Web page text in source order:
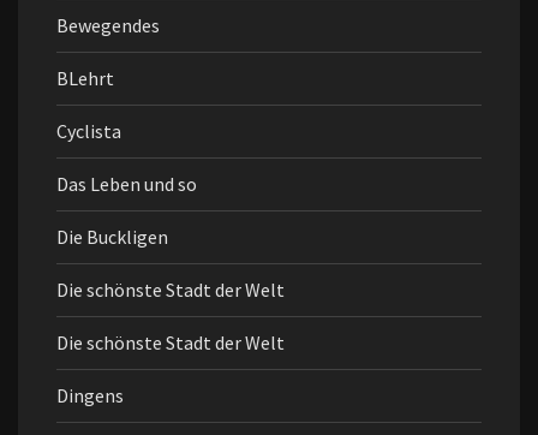
Bewegendes
BLehrt
Cyclista
Das Leben und so
Die Buckligen
Die schönste Stadt der Welt
Die schönste Stadt der Welt
Dingens